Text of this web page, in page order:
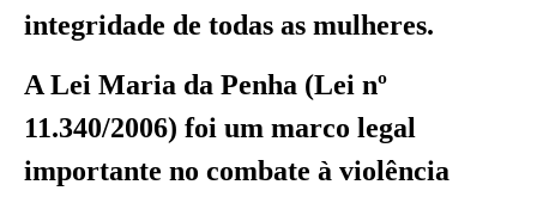
integridade de todas as mulheres.
A Lei Maria da Penha (Lei nº
11.340/2006) foi um marco legal
importante no combate à violência